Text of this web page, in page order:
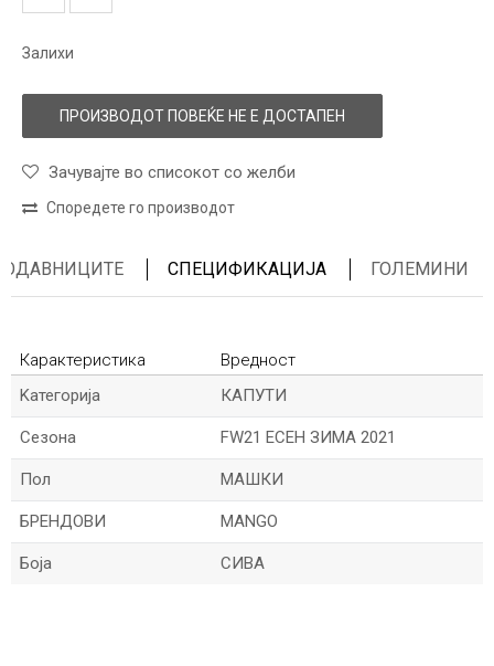
Залихи
ПРОИЗВОДОТ ПОВЕЌЕ НЕ Е ДОСТАПЕН
Зачувајте во списокот со желби
Споредете го производот
СПЕЦИФИКАЦИЈА ГОЛЕМИНИ
Карактеристика
Вредност
Kатегорија
КАПУТИ
Сезона FW21 ЕСЕН ЗИМА 2021
Пол МАШКИ
БРЕНДОВИ MANGO
Боја СИВА